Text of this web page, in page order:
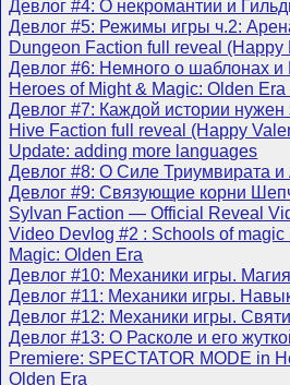
Девлог #4: О некромантии и
Девлог #5: Режимы игры ч.2:
Dungeon Faction full reveal (Happy
Девлог #6: Немного о шаблонах и
Heroes of Might & Magic: Olden
Девлог #7: Каждой истории нужен
Hive Faction full reveal (Happy
Update: adding more languages
Девлог #8: О Силе Триумвирата и
Девлог #9: Связующие корни
Sylvan Faction — Official Reveal
Video Devlog #2 : Schools of
Magic: Olden Era
Девлог #10: Механики игры. Магия
Девлог #11: Механики игры.
Девлог #12: Механики игры.
Девлог #13: О Расколе и его
Premiere: SPECTATOR MODE in
Olden Era